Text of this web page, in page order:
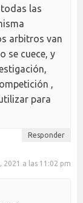
las
arbitros van
se cuece, y
,
para
Responder
2021 a las 11:02 pm